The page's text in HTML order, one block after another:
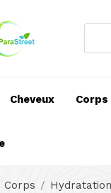
Cheveux Corps
Corps